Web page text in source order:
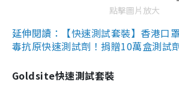
點擊圖片放大
延伸閱讀：【快速測試套裝】香港口
毒抗原快速測試劑！捐贈10萬盒測試
Goldsite快速測試套裝